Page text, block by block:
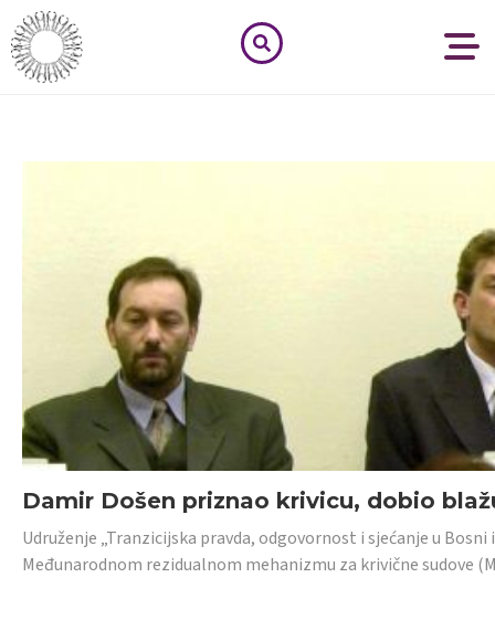
Damir Došen priznao krivicu, dobio
Udruženje „Tranzicijska pravda, odgovornost i sjećanje u
Međunarodnom rezidualnom mehanizmu za krivične sudove